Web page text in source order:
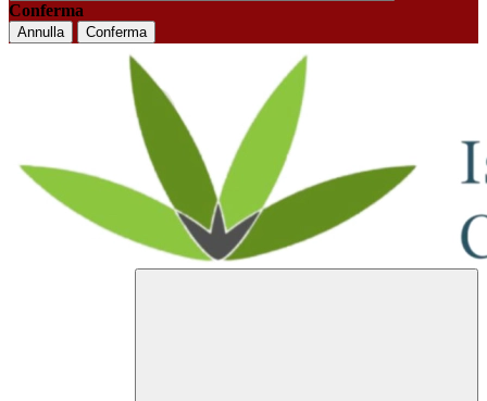
Conferma
Annulla Conferma